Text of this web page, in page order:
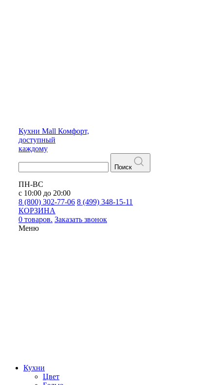
Кухни Mall Комфорт,
доступный
каждому
Поиск
ПН-ВС
с 10:00 до 20:00
8 (800) 302-77-06 8 (499) 348-15-11
КОРЗИНА
0 товаров. Заказать звонок
Меню
Кухни
Цвет